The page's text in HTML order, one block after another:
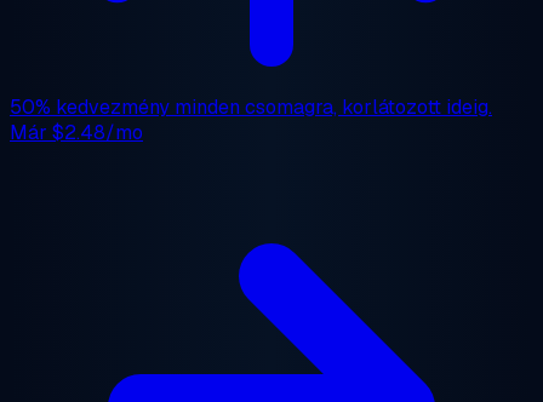
50% kedvezmény minden csomagra, korlátozott ideig.
Már $2.48/mo